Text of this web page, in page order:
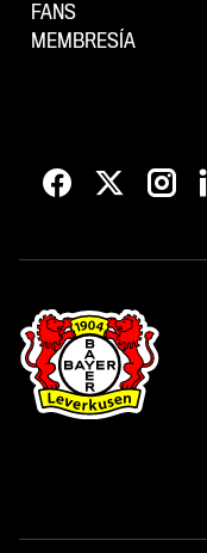
FANS
MEMBRESÍA